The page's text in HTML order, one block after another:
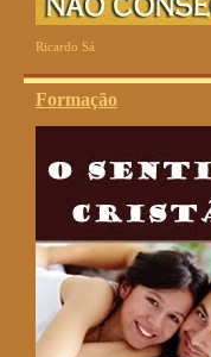
Ricardo Sá
Formação